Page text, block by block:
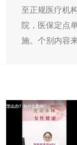
至正规医疗机
院，医保定点
施。个别内容